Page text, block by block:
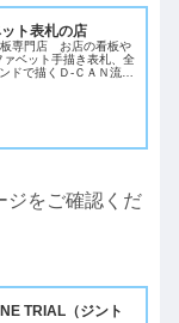
ト表札の店
専門店 お店の看板や
ベット手描き表札、全
ドで描くＤ-ＣＡＮ流サ
ジをご確認くだ
TRIAL（ジント